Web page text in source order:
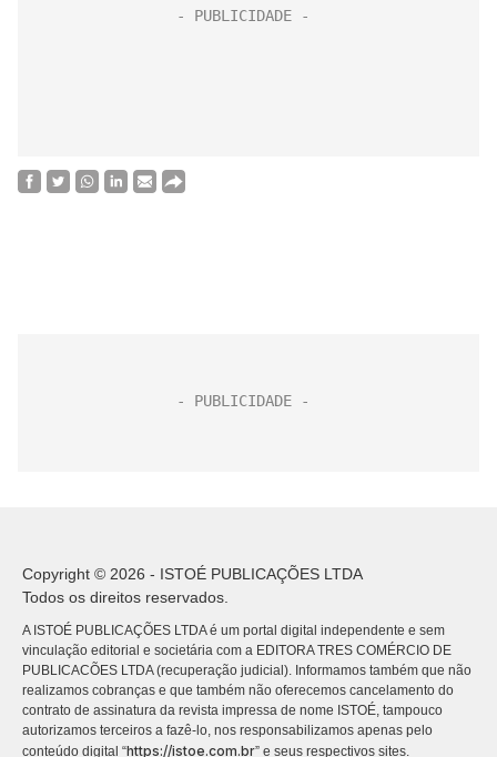
Copyright © 2026 - ISTOÉ PUBLICAÇÕES LTDA
Todos os direitos reservados.
A ISTOÉ PUBLICAÇÕES LTDA é um portal digital independente e sem
vinculação editorial e societária com a EDITORA TRES COMÉRCIO DE
PUBLICACÕES LTDA (recuperação judicial). Informamos também que não
realizamos cobranças e que também não oferecemos cancelamento do
contrato de assinatura da revista impressa de nome ISTOÉ, tampouco
autorizamos terceiros a fazê-lo, nos responsabilizamos apenas pelo
conteúdo digital “https://istoe.com.br” e seus respectivos sites.